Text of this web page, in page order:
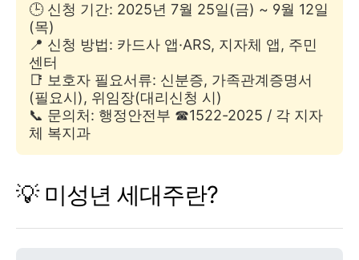
🕒 신청 기간: 2025년 7월 25일(금) ~ 9월 12일
(목)
📍 신청 방법: 카드사 앱·ARS, 지자체 앱, 주민
센터
📑 보호자 필요서류: 신분증, 가족관계증명서
(필요시), 위임장(대리신청 시)
📞 문의처: 행정안전부 ☎1522-2025 / 각 지자
체 복지과
💡 미성년 세대주란?